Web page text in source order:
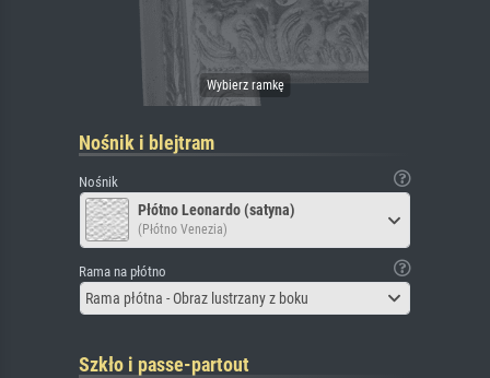
Nośnik i blejtram
Nośnik
Płótno Leonardo (satyna)
(Płótno Venezia)
Rama na płótno
Rama płótna - Obraz lustrzany z boku
Szkło i passe-partout